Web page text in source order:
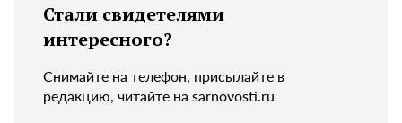
Стали свидетелями
интересного?
Снимайте на телефон, присылайте в
редакцию, читайте на sarnovosti.ru